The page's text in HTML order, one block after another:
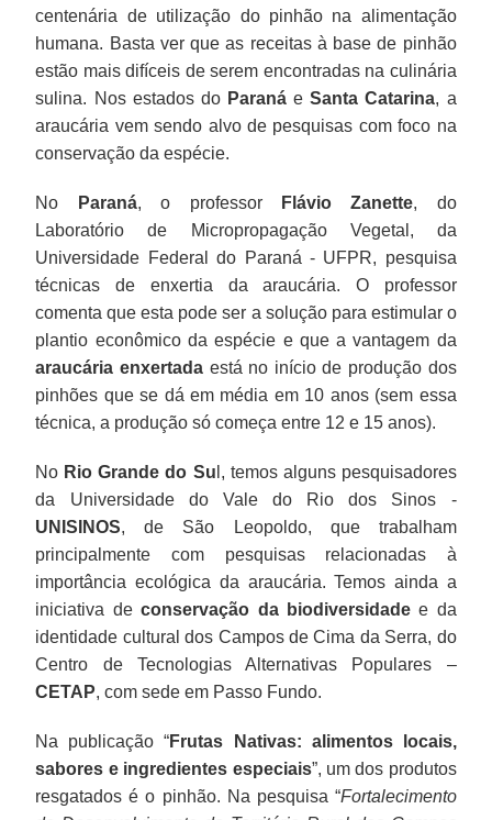
centenária de utilização do pinhão na alimentação
humana. Basta ver que as receitas à base de pinhão
estão mais difíceis de serem encontradas na culinária
sulina. Nos estados do Paraná eSanta Catarina, a
araucária vem sendo alvo de pesquisas com foco na
conservação da espécie.
No Paraná, o professor Flávio Zanette, do
Laboratório de Micropropagação Vegetal, da
Universidade Federal do Paraná - UFPR, pesquisa
técnicas de enxertia da araucária. O professor
comenta que esta pode ser a solução para estimular o
plantio econômico da espécie e que a vantagem da
araucária enxertada está no início de produção dos
pinhões que se dá em média em 10 anos (sem essa
técnica, a produção só começa entre 12 e 15 anos).
No Rio Grande do Su l, temos alguns pesquisadores
da Universidade do Vale do Rio dos Sinos -
UNISINOS, de São Leopoldo, que trabalham
principalmente com pesquisas relacionadas à
importância ecológica da araucária. Temos ainda a
iniciativa deconservação da biodiversidadee da
identidade cultural dos Campos de Cima da Serra, do
Centro de Tecnologias Alternativas Populares –
CETAP, com sede em Passo Fundo.
Na publicação “Frutas Nativas: alimentos locais,
sabores e ingredientes especiais”, um dos produtos
resgatados é o pinhão. Na pesquisa “Fortalecimento